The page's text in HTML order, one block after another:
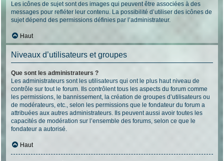
Les icônes de sujet sont des images qui peuvent être associées à des
messages pour refléter leur contenu. La possibilité d’utiliser des icônes de
sujet dépend des permissions définies par l’administrateur.
Haut
Niveaux d’utilisateurs et groupes
Que sont les administrateurs ?
Les administrateurs sont les utilisateurs qui ont le plus haut niveau de
contrôle sur tout le forum. Ils contrôlent tous les aspects du forum comme
les permissions, le bannissement, la création de groupes d’utilisateurs ou
de modérateurs, etc., selon les permissions que le fondateur du forum a
attribuées aux autres administrateurs. Ils peuvent aussi avoir toutes les
capacités de modération sur l’ensemble des forums, selon ce que le
fondateur a autorisé.
Haut